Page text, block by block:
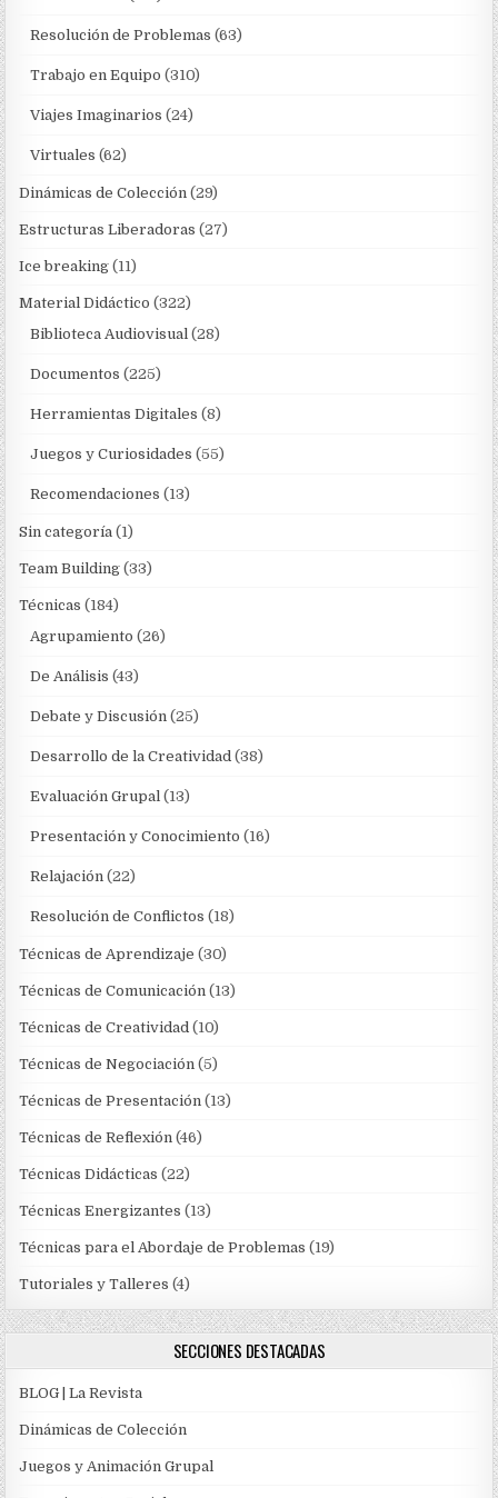
Resolución de Problemas (63)
Trabajo en Equipo (310)
Viajes Imaginarios (24)
Virtuales (62)
Dinámicas de Colección (29)
Estructuras Liberadoras (27)
Ice breaking (11)
Material Didáctico (322)
Biblioteca Audiovisual (28)
Documentos (225)
Herramientas Digitales (8)
Juegos y Curiosidades (55)
Recomendaciones (13)
Sin categoría (1)
Team Building (33)
Técnicas (184)
Agrupamiento (26)
De Análisis (43)
Debate y Discusión (25)
Desarrollo de la Creatividad (38)
Evaluación Grupal (13)
Presentación y Conocimiento (16)
Relajación (22)
Resolución de Conflictos (18)
Técnicas de Aprendizaje (30)
Técnicas de Comunicación (13)
Técnicas de Creatividad (10)
Técnicas de Negociación (5)
Técnicas de Presentación (13)
Técnicas de Reflexión (46)
Técnicas Didácticas (22)
Técnicas Energizantes (13)
Técnicas para el Abordaje de Problemas (19)
Tutoriales y Talleres (4)
SECCIONES DESTACADAS
BLOG | La Revista
Dinámicas de Colección
Juegos y Animación Grupal